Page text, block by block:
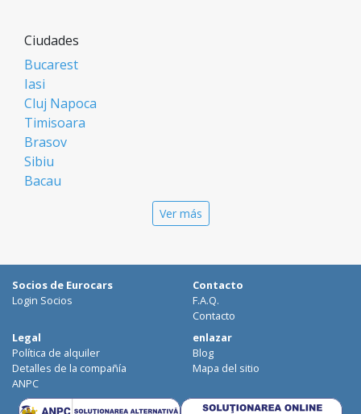
Ciudades
Bucarest
Iasi
Cluj Napoca
Timisoara
Brasov
Sibiu
Bacau
Galati
Suceava
Focsani
Targoviste
Ploiesti
Craiova
Ver más
Socios de Eurocars
Login Socios
Contacto
F.A.Q.
Contacto
Legal
Política de alquiler
Detalles de la compañía
ANPC
enlazar
Blog
Mapa del sitio